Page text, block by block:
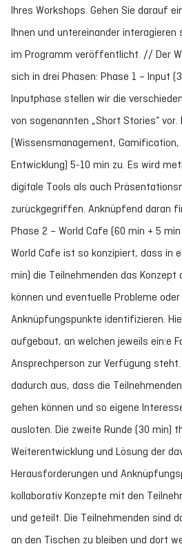
Ihres Workshops. Gehen Sie darauf
Ihnen und untereinander interagieren
im Programm veröffentlicht. // Der
sich in drei Phasen: Phase 1 – Input
Inputphase stellen wir die
von sogenannten „Short Stories“
(Wissensmanagement,
Entwicklung) 5-10 min zu. Es wird
digitale Tools als auch
zurückgegriffen. Anknüpfend daran
Phase 2 – World Cafe (60 min + 5
World Cafe ist so konzipiert, dass in
min) die Teilnehmenden das Konzept
können und eventuelle Probleme oder
Anknüpfungspunkte identifizieren.
aufgebaut, an welchen jeweils ein:e
Ansprechperson zur Verfügung
dadurch aus, dass die
gehen können und so eigene
ausloten. Die zweite Runde (30 min)
Weiterentwicklung und Lösung der
Herausforderungen und
kollaborativ Konzepte mit den
und geteilt. Die Teilnehmenden sind
an den Tischen zu bleiben und dort